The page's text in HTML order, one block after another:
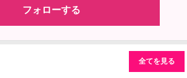
フォローする
全てを見る